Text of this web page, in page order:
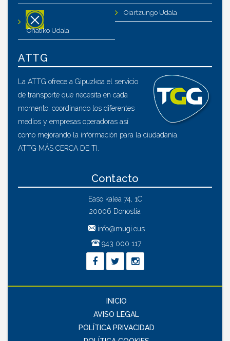
Oñatiko Udala
Oiartzungo Udala
ATTG
La ATTG ofrece a Gipuzkoa el servicio
de transporte que necesita en cada
momento, coordinando los diferentes
medios y empresas operadoras así
como mejorando la información para la ciudadanía.
ATTG MÁS CERCA DE TI.
Contacto
Easo kalea 74, 1C
20006 Donostia
info@mugi.eus
943 000 117
INICIO
AVISO LEGAL
POLÍTICA PRIVACIDAD